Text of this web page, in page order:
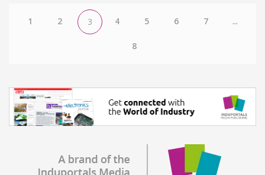
1 2 3 4 5 6 7 ...
8